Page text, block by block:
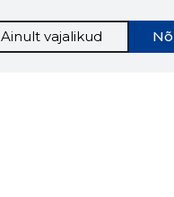
Ainult vajalikud